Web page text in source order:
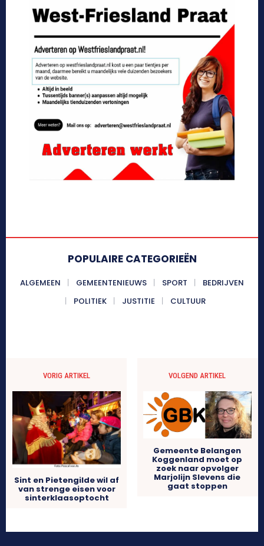
POPULAIRE CATEGORIEËN
ALGEMEEN GEMEENTENIEUWS SPORT
BEDRIJVEN
POLITIEK
JUSTITIE CULTUUR
VORIG ARTIKEL
Sint en Pietengilde wil af
van strenge eisen voor
sinterklaasoptocht
VOLGEND ARTIKEL
Gemeente Belangen
Koggenland moet op
zoek naar opvolger
Marjolijn Slevens die
gaat stoppen